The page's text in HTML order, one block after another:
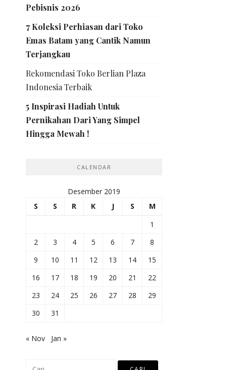
Pebisnis 2026
7 Koleksi Perhiasan dari Toko
Emas Batam yang Cantik Namun
Terjangkau
Rekomendasi Toko Berlian Plaza
Indonesia Terbaik
5 Inspirasi Hadiah Untuk
Pernikahan Dari Yang Simpel
Hingga Mewah !
CALENDAR
Desember 2019
S
S R K J S
M
1
2
3 4 5 6 7
8
9
10 11 12 13 14
15
16
17 18 19 20 21
22
23
24 25 26 27 28
29
30
31
« Nov Jan »
Cari